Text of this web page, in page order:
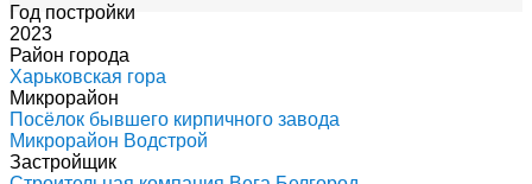
Год постройки
2023
Район города
Харьковская гора
Микрорайон
Посёлок бывшего кирпичного завода
Микрорайон Водстрой
Застройщик